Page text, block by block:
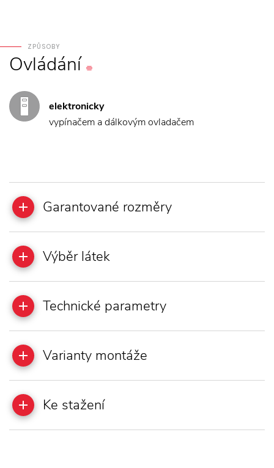
ZPŮSOBY
Ovládání
elektronicky
vypínačem a dálkovým ovladačem
Garantované rozměry
Výběr látek
Technické parametry
Varianty montáže
Ke stažení